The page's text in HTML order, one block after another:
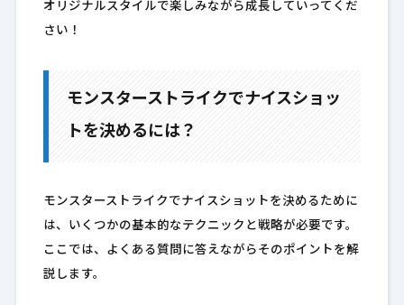
オリジナルスタイルで楽しみながら成長していってくだ
さい！
モンスターストライクでナイスショッ
トを決めるには？
モンスターストライクでナイスショットを決めるために
は、いくつかの基本的なテクニックと戦略が必要です。
ここでは、よくある質問に答えながらそのポイントを解
説します。